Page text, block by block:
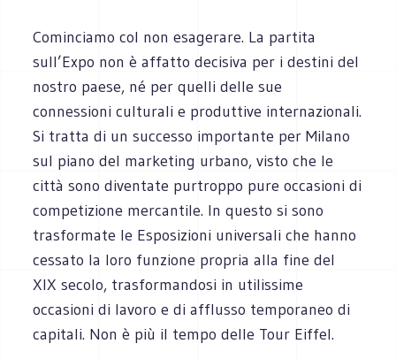
Cominciamo col non esagerare. La partita
sull’Expo non è affatto decisiva per i destini del
nostro paese, né per quelli delle sue
connessioni culturali e produttive internazionali.
Si tratta di un successo importante per Milano
sul piano del marketing urbano, visto che le
città sono diventate purtroppo pure occasioni di
competizione mercantile. In questo si sono
trasformate le Esposizioni universali che hanno
cessato la loro funzione propria alla fine del
XIX secolo, trasformandosi in utilissime
occasioni di lavoro e di afflusso temporaneo di
capitali. Non è più il tempo delle Tour Eiffel.